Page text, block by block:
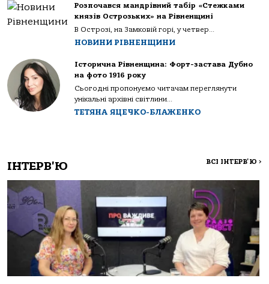
Розпочався мандрівний табір «Стежками
князів Острозьких» на Рівненщині
В Острозі, на Замковій горі, у четвер...
НОВИНИ РІВНЕНЩИНИ
Історична Рівненщина: Форт-застава Дубно
на фото 1916 року
Сьогодні пропонуємо читачам переглянути
унікальні архівні світлини...
ТЕТЯНА ЯЦЕЧКО-БЛАЖЕНКО
ІНТЕРВ'Ю ВСІ ІНТЕРВ'Ю >